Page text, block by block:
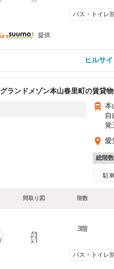
バス・トイレ別
提供
ヒルサ
グランドメゾン本山春里町の賃貸
本
覚
愛
総階数
駐
間取り図 階数
3階
バス・トイレ別